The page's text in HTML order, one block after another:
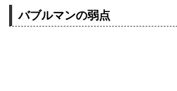
バブルマンの弱点